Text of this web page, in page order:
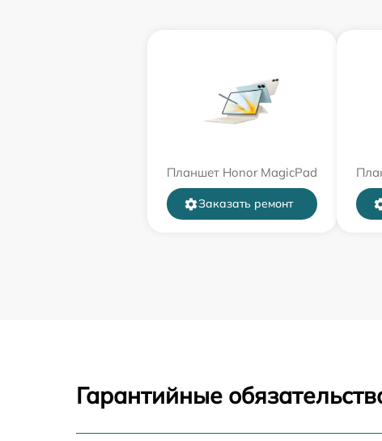
Планшет Honor MagicPad
Заказать ремонт
Гарантийные